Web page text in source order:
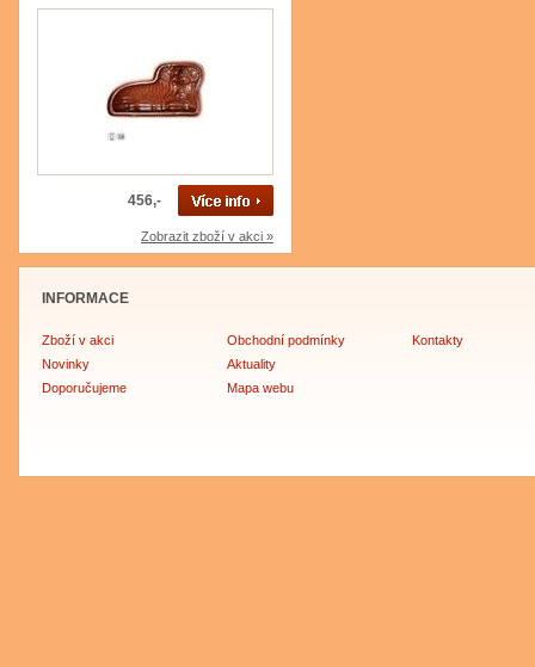
456,-
Zobrazit zboží v akci »
INFORMACE
Zboží v akci
Novinky
Doporučujeme
Obchodní podmínky
Aktuality
Mapa webu
Kontakty